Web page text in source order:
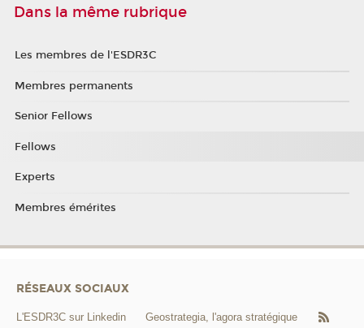
Dans la même rubrique
Les membres de l'ESDR3C
Membres permanents
Senior Fellows
Fellows
Experts
Membres émérites
RÉSEAUX SOCIAUX
L'ESDR3C sur Linkedin Geostrategia, l'agora stratégique